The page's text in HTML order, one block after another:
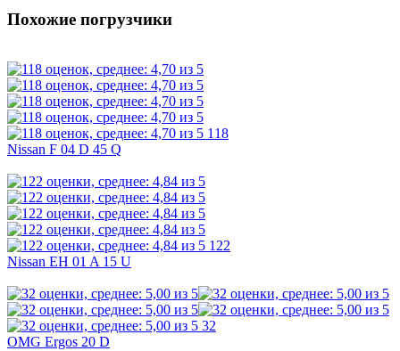
Похожие погрузчики
118
Nissan F 04 D 45 Q
122
Nissan EH 01 A 15 U
32
OMG Ergos 20 D